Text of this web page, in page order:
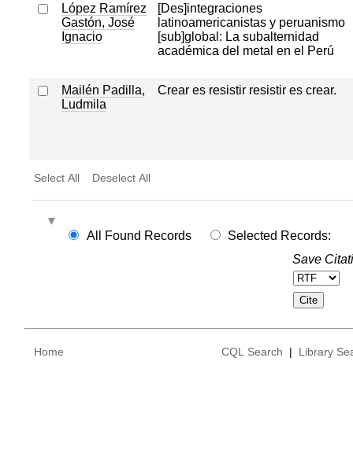
López Ramírez
Gastón, José
Ignacio
[Des]integraciones
latinoamericanistas y peruanismo
[sub]global: La subalternidad
académica del metal en el Perú
Mailén Padilla,
Ludmila
Crear es resistir resistir es crear.
Select All Deselect All
All Found Records
Selected Records:
Save
Home CQL Search | Library